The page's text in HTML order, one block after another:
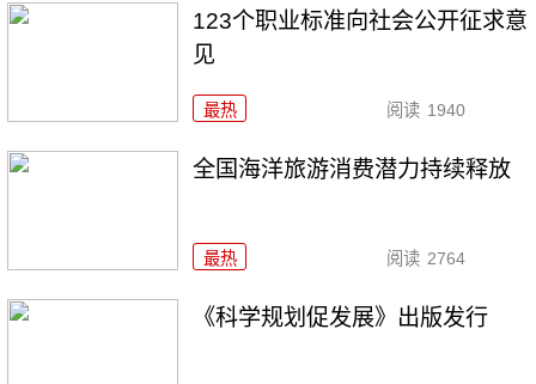
123个职业标准向社会公开征求意
见
最热 阅读 1940
全国海洋旅游消费潜力持续释放
最热 阅读 2764
《科学规划促发展》出版发行